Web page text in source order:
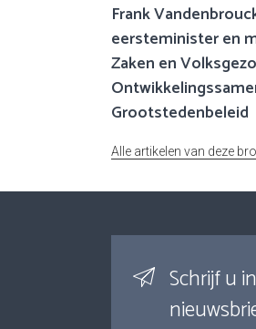
Frank
eersteminister en
Zaken en
Grootstedenbeleid
Alle artikelen van deze
Schrijf u